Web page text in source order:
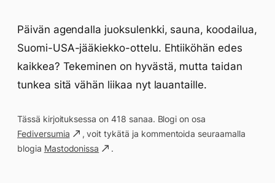
Päivän agendalla juoksulenkki, sauna, koodailua,
Suomi-USA-jääkiekko-ottelu. Ehtiiköhän edes
kaikkea? Tekeminen on hyvästä, mutta taidan
tunkea sitä vähän liikaa nyt lauantaille.
Tässä kirjoituksessa on 418 sanaa. Blogi on osa
Fediversumia
, voit tykätä ja kommentoida seuraamalla
blogia Mastodonissa .